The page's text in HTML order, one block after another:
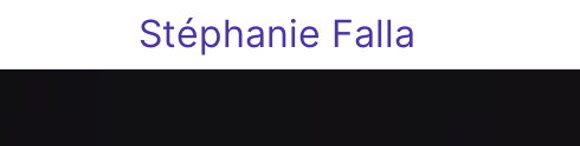
Stéphanie Falla